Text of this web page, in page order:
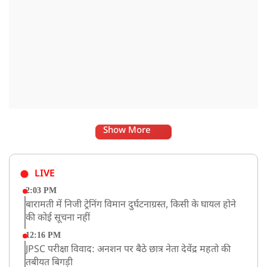
Show More
LIVE
2:03 PM
बारामती में निजी ट्रेनिंग विमान दुर्घटनाग्रस्त, किसी के घायल होने
की कोई सूचना नहीं
12:16 PM
JPSC परीक्षा विवाद: अनशन पर बैठे छात्र नेता देवेंद्र महतो की
तबीयत बिगड़ी